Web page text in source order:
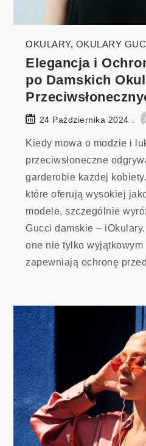
OKULARY, OKULARY
Elegancja i
po Damskich
24 Października 2024
Kiedy mowa o modzie i
przeciwsłoneczne
garderobie każdej
które oferują wysokiej
modele, szczególnie
Gucci damskie –
one nie tylko wyjątkowym
zapewniają ochronę